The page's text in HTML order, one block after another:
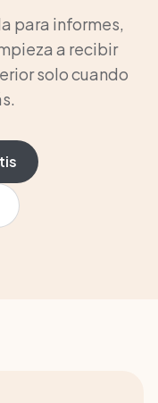
para informes,
a recibir
solo cuando